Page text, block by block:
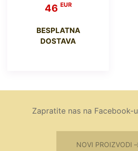
46 EUR
BESPLATNA
DOSTAVA
Zapratite nas na Facebook-u
NOVI PROIZVODI